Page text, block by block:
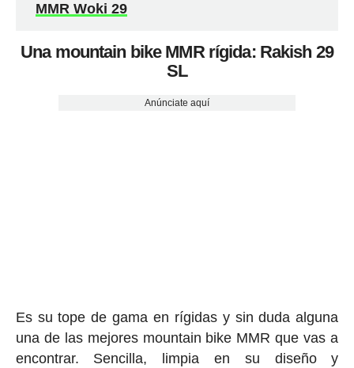
MMR Woki 29
Una mountain bike MMR rígida: Rakish 29
SL
Anúnciate aquí
Es su tope de gama en rígidas y sin duda alguna
una de las mejores mountain bike MMR que vas a
encontrar. Sencilla, limpia en su diseño y